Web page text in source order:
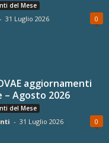
del Mese
- 31 Luglio 2026 0
aggiornamenti
– Agosto 2026
del Mese
- 31 Luglio 2026 0